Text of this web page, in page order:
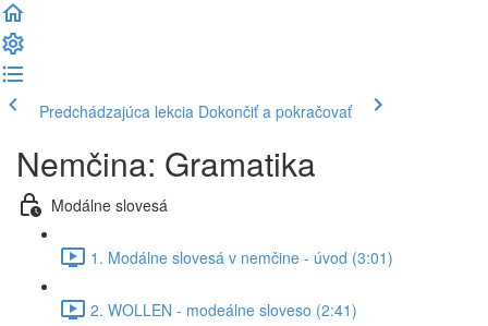
Predchádzajúca lekcia Dokončiť a pokračovať
Nemčina: Gramatika
Modálne slovesá
1. Modálne slovesá v nemčine - úvod (3:01)
2. WOLLEN - modeálne sloveso (2:41)